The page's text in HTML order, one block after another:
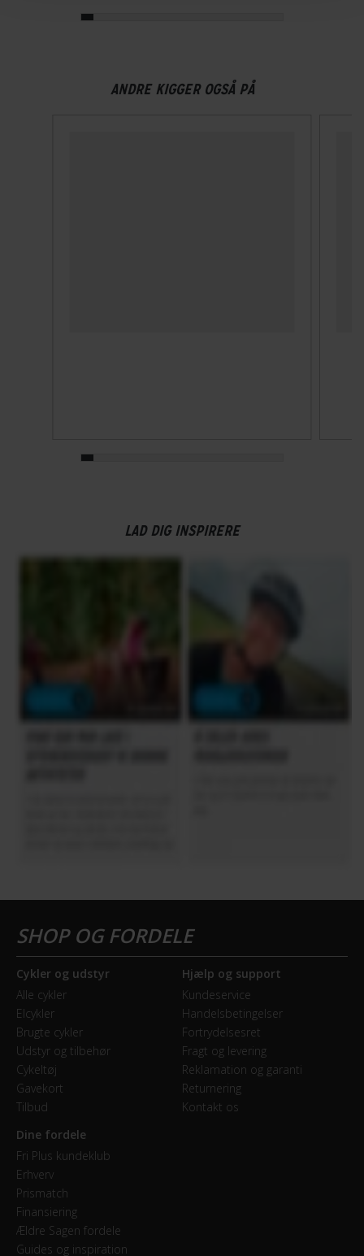
ANDRE KIGGER OGSÅ PÅ
LAD DIG INSPIRERE
Cykler og udstyr
Alle cykler
Elcykler
Brugte cykler
Udstyr og tilbehør
Cykeltøj
Gavekort
Tilbud
Hjælp og support
Kundeservice
Handelsbetingelser
Fortrydelsesret
Fragt og levering
Reklamation og garanti
Returnering
Kontakt os
Dine fordele
Fri Plus kundeklub
Erhverv
Prismatch
Finansiering
Ældre Sagen fordele
Guides og inspiration